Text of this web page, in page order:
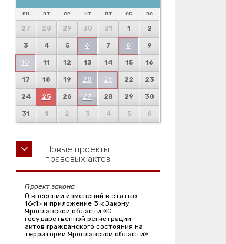
ПН ВТ СР ЧТ ПТ СБ ВС
27 28 29 30 31 1 2
3 4 5 6 7 8 9
10 11 12 13 14 15 16
17 18 19 20 21 22 23
24 25 26 27 28 29 30
31 1 2 3 4 5 6
Новые проекты
правовых актов
Проект закона
О внесении изменений в статью
16<1> и приложение 3 к Закону
Ярославской области «О
государственной регистрации
актов гражданского состояния на
территории Ярославской области»